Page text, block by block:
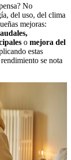
No
del uso, del clima
mejoras:
o mejora del
estas
se nota